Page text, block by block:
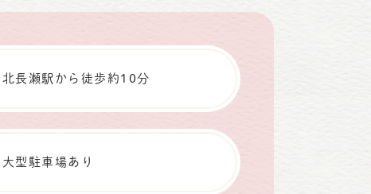
北長瀬駅から徒歩約10分
大型駐車場あり